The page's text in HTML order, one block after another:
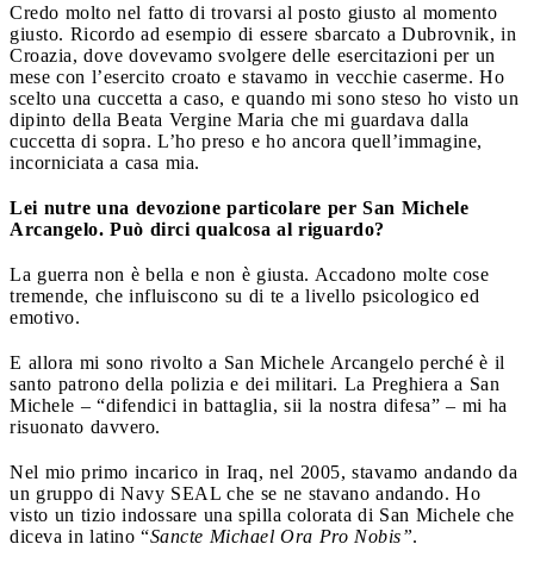
Credo molto nel fatto di trovarsi al posto giusto al momento
giusto. Ricordo ad esempio di essere sbarcato a Dubrovnik, in
Croazia, dove dovevamo svolgere delle esercitazioni per un
mese con l’esercito croato e stavamo in vecchie caserme. Ho
scelto una cuccetta a caso, e quando mi sono steso ho visto un
dipinto della Beata Vergine Maria che mi guardava dalla
cuccetta di sopra. L’ho preso e ho ancora quell’immagine,
incorniciata a casa mia.
Lei nutre una devozione particolare per San Michele
Arcangelo. Può dirci qualcosa al riguardo?
La guerra non è bella e non è giusta. Accadono molte cose
tremende, che influiscono su di te a livello psicologico ed
emotivo.
E allora mi sono rivolto a San Michele Arcangelo perché è il
santo patrono della polizia e dei militari. La Preghiera a San
Michele – “difendici in battaglia, sii la nostra difesa” – mi ha
risuonato davvero.
Nel mio primo incarico in Iraq, nel 2005, stavamo andando da
un gruppo di Navy SEAL che se ne stavano andando. Ho
visto un tizio indossare una spilla colorata di San Michele che
diceva in latino “Sancte Michael Ora Pro Nobis”.